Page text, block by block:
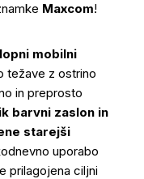
Maxcom!
mobilni
težave z ostrino
in preprosto
barvni zaslon in
starejši
uporabo
prilagojena ciljni